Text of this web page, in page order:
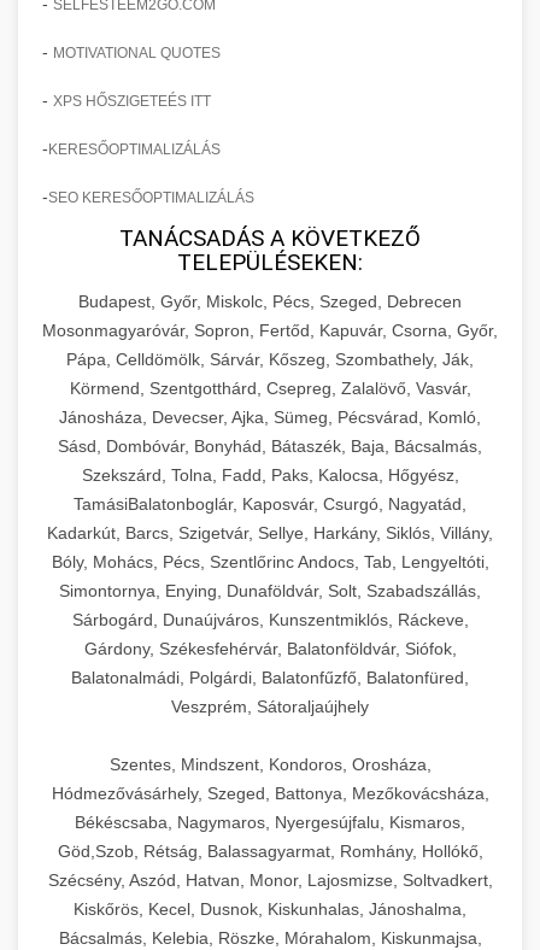
SELFESTEEM2GO.COM
- MOTIVATIONAL QUOTES
- XPS HŐSZIGETEÉS ITT
- KERESŐOPTIMALIZÁLÁS
-SEO KERESŐOPTIMALIZÁLÁS
TANÁCSADÁS A KÖVETKEZŐ
TELEPÜLÉSEKEN:
Budapest, Győr, Miskolc, Pécs, Szeged, Debrecen
Mosonmagyaróvár, Sopron, Fertőd, Kapuvár, Csorna, Győr,
Pápa, Celldömölk, Sárvár, Kőszeg, Szombathely, Ják,
Körmend, Szentgotthárd, Csepreg, Zalalövő, Vasvár,
Jánosháza, Devecser, Ajka, Sümeg, Pécsvárad, Komló,
Sásd, Dombóvár, Bonyhád, Bátaszék, Baja, Bácsalmás,
Szekszárd, Tolna, Fadd, Paks, Kalocsa, Hőgyész,
TamásiBalatonboglár, Kaposvár, Csurgó, Nagyatád,
Kadarkút, Barcs, Szigetvár, Sellye, Harkány, Siklós, Villány,
Bóly, Mohács, Pécs, Szentlőrinc Andocs, Tab, Lengyeltóti,
Simontornya, Enying, Dunaföldvár, Solt, Szabadszállás,
Sárbogárd, Dunaújváros, Kunszentmiklós, Ráckeve,
Gárdony, Székesfehérvár, Balatonföldvár, Siófok,
Balatonalmádi, Polgárdi, Balatonfűzfő, Balatonfüred,
Veszprém, Sátoraljaújhely
Szentes, Mindszent, Kondoros, Orosháza,
Hódmezővásárhely, Szeged, Battonya, Mezőkovácsháza,
Békéscsaba, Nagymaros, Nyergesújfalu, Kismaros,
Göd,Szob, Rétság, Balassagyarmat, Romhány, Hollókő,
Szécsény, Aszód, Hatvan, Monor, Lajosmizse, Soltvadkert,
Kiskőrös, Kecel, Dusnok, Kiskunhalas, Jánoshalma,
Bácsalmás, Kelebia, Röszke, Mórahalom, Kiskunmajsa,